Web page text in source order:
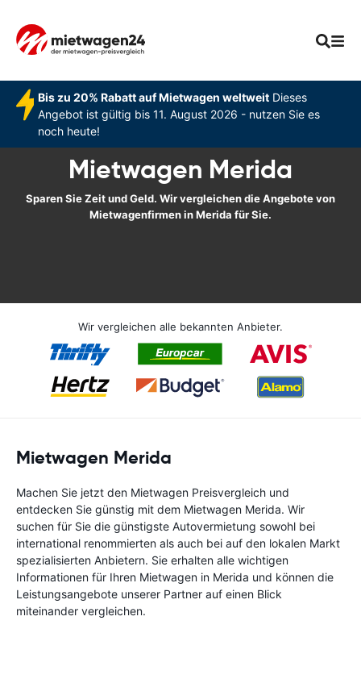
Bis zu 20% Rabatt auf Mietwagen weltweitDieses
Angebot ist gültig bis 11. August 2026 - nutzen Sie es
noch heute!
Mietwagen Merida
Sparen Sie Zeit und Geld. Wir vergleichen die Angebote von
Mietwagenfirmen in Merida für Sie.
Wir vergleichen alle bekannten Anbieter.
Mietwagen Merida
Machen Sie jetzt den Mietwagen Preisvergleich und
entdecken Sie günstig mit dem Mietwagen Merida. Wir
suchen für Sie die günstigste Autovermietung sowohl bei
international renommierten als auch bei auf den lokalen Markt
spezialisierten Anbietern. Sie erhalten alle wichtigen
Informationen für Ihren Mietwagen in Merida und können die
Leistungsangebote unserer Partner auf einen Blick
miteinander vergleichen.